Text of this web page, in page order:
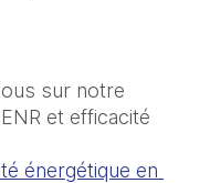
sur notre
et efficacité
énergétique en